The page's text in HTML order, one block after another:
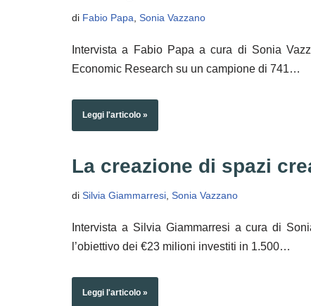
di Fabio Papa Sonia Vazzano
Intervista a Fabio Papa a cura di Sonia
Economic Research su un campione di 741…
Leggi l'articolo »
La creazione di spazi
di Silvia Giammarresi Sonia Vazzano
Intervista a Silvia Giammarresi a cura di
l’obiettivo dei €23 milioni investiti in 1.500…
Leggi l'articolo »